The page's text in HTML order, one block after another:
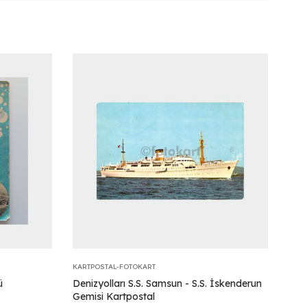
KARTPOSTAL-FOTOKART
Denizyolları S.S. Samsun - S.S. İskenderun
Gemisi Kartpostal